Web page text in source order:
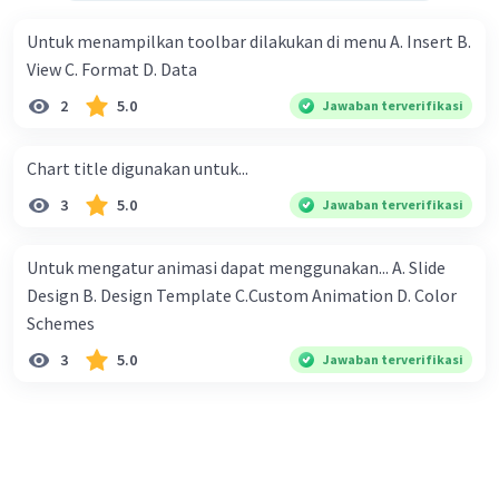
mendapatkan seribu rupiah, 2 ribu rupiah, 4 ribu rupiah, 8
ribu rupiah dan seterusnya. Mereka berniat untuk
membantu petani, dan mereka berdua sudah berjanji
mereka juga diam-diam sudah sepakat untuk membagi
sama rata dari yang diperoleh berdua. Pertanyaannya:
Kepada petani yang mana mereka bekerja sehingga
Untuk menampilkan toolbar dilakukan di menu A. Insert B.
View C. Format D. Data
2 5.0 Jawaban terverifikasi
Chart title digunakan untuk...
3 5.0 Jawaban terverifikasi
Untuk mengatur animasi dapat menggunakan... A. Slide
Design B. Design Template C.Custom Animation D. Color
Schemes​
3 5.0 Jawaban terverifikasi